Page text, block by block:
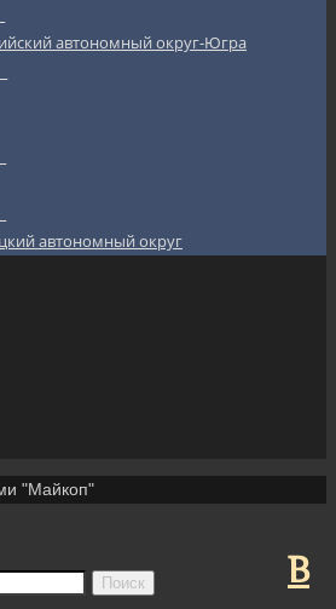
автономный округ-Югра
автономный округ
"Майкоп"
В
Поиск